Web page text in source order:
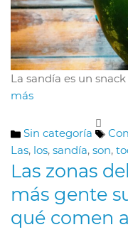
La sandía es un
más
Categorías
Sin categoría
Las, los, sandía, son,
Las zonas
más gente
qué comen